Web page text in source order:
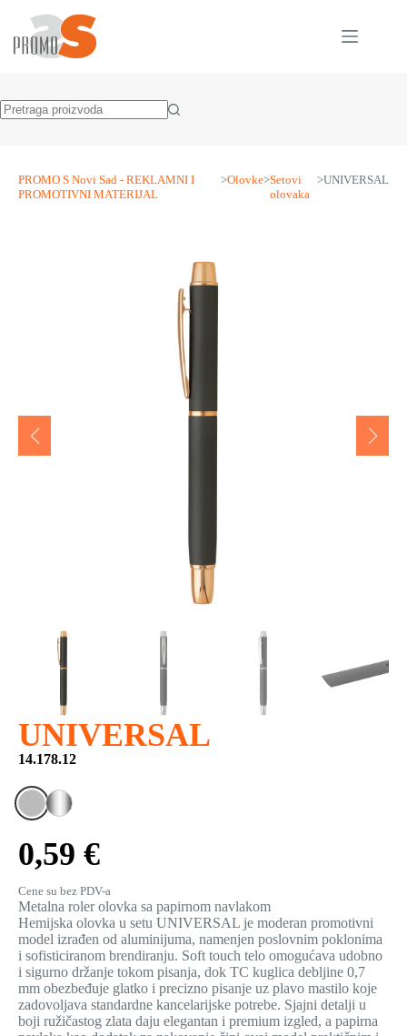
content
PROMO S Novi Sad - REKLAMNI I
PROMOTIVNI MATERIJAL
>Olovke>Setovi
olovaka
>UNIVERSAL
UNIVERSAL
14.178.12
0,59 €
Cene su bez PDV-a
Metalna roler olovka sa papirnom navlakom
Hemijska olovka u setu UNIVERSAL je moderan promotivni
model izrađen od aluminijuma, namenjen poslovnim poklonima
i sofisticiranom brendiranju. Soft touch telo omogućava udobno
i sigurno držanje tokom pisanja, dok TC kuglica debljine 0,7
mm obezbeđuje glatko i precizno pisanje uz plavo mastilo koje
zadovoljava standardne kancelarijske potrebe. Sjajni detalji u
boji ružičastog zlata daju elegantan i premium izgled, a papirna